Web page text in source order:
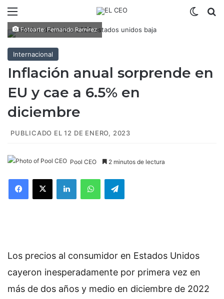
Fotoarte: Fernando Ramírez
Internacional
Inflación anual sorprende en
EU y cae a 6.5% en
diciembre
PUBLICADO EL 12 DE ENERO, 2023
Pool CEO 2 minutos de lectura
Los precios al consumidor en Estados Unidos
cayeron inesperadamente por primera vez en
más de dos años y medio en diciembre de 2022